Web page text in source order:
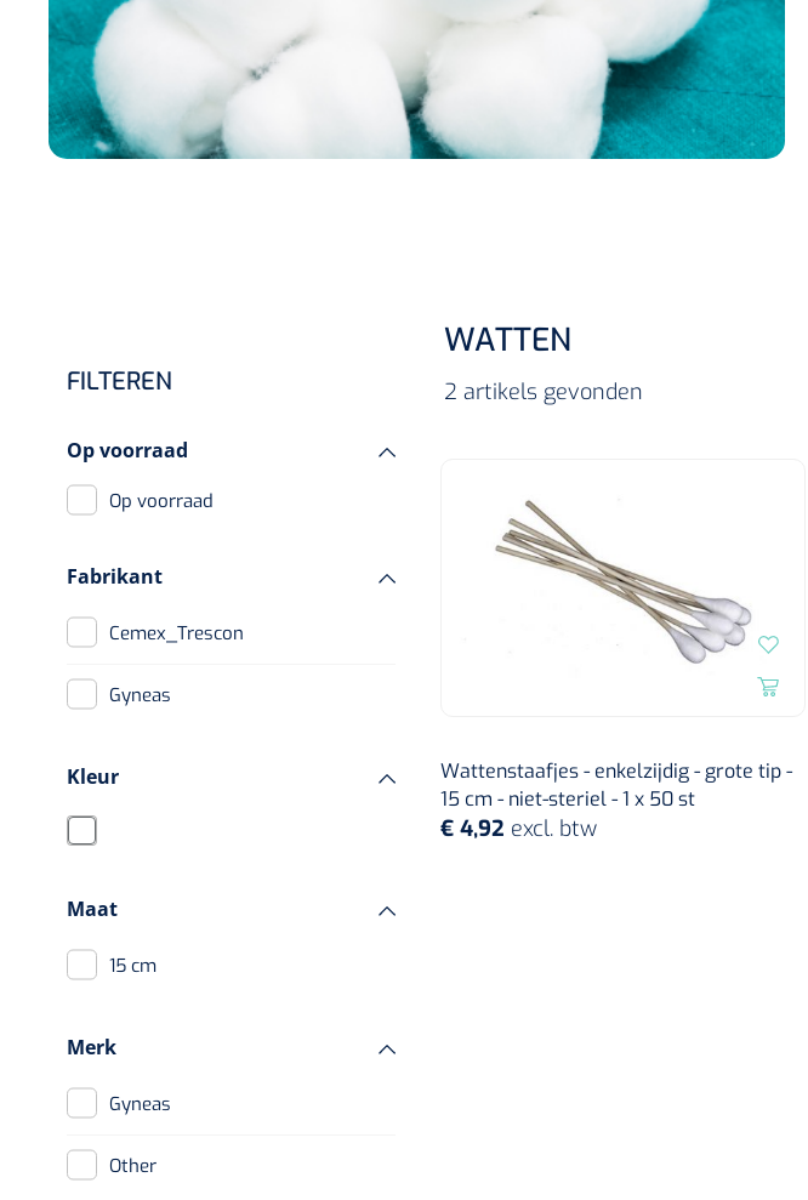
Incontinentiezorg
Injectiemateriaal
Infrastructuur
Instrumenten
FILTEREN
Op voorraad
Op voorraad
Fabrikant
Cemex_Trescon
Gyneas
Kleur
Maat
15 cm
Merk
Gyneas
Other
WATTEN
2 artikels gevonden
Wattenstaafjes - enkelzijdig - grote tip -
15 cm - niet-steriel - 1 x 50 st
€ 4,92 excl. btw